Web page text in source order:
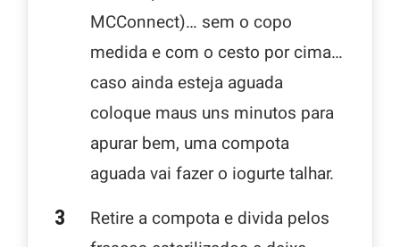
MCConnect)… sem o copo
medida e com o cesto por cima…
caso ainda esteja aguada
coloque maus uns minutos para
apurar bem, uma compota
aguada vai fazer o iogurte talhar.
Retire a compota e divida pelos